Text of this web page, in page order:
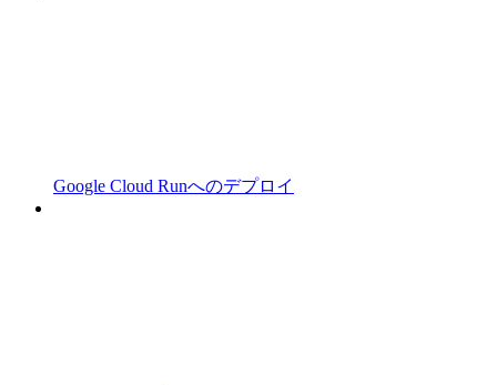
Google Cloud Runへのデプロイ